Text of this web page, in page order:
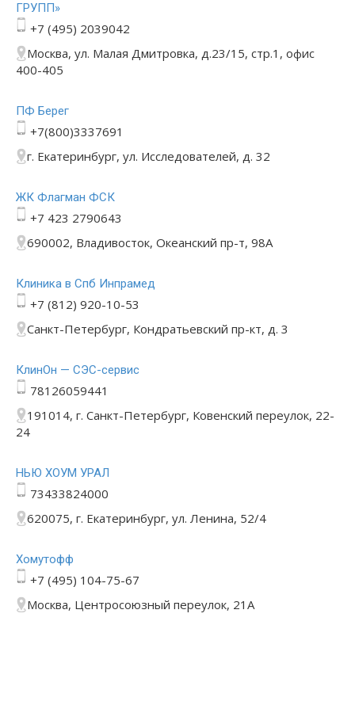
ГРУПП»
+7 (495) 2039042
Москва, ул. Малая Дмитровка, д.23/15, стр.1, офис
400-405
ПФ Берег
+7(800)3337691
г. Екатеринбург, ул. Исследователей, д. 32
ЖК Флагман ФСК
+7 423 2790643
690002, Владивосток, Океанский пр-т, 98А
Клиника в Спб Инпрамед
+7 (812) 920-10-53
Санкт-Петербург, Кондратьевский пр-кт, д. 3
КлинОн — СЭС-сервис
78126059441
191014, г. Санкт-Петербург, Ковенский переулок, 22-
24
НЬЮ ХОУМ УРАЛ
73433824000
620075, г. Екатеринбург, ул. Ленина, 52/4
Хомутофф
+7 (495) 104-75-67
Москва, Центросоюзный переулок, 21А